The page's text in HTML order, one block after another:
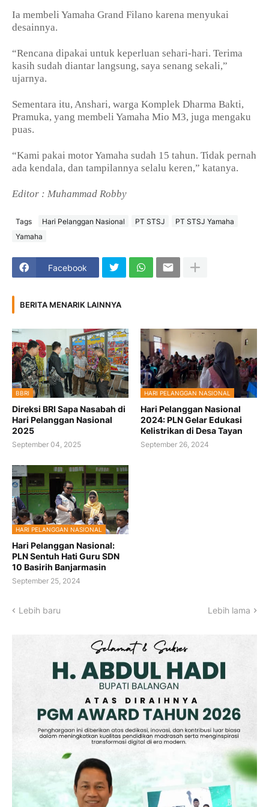
Ia membeli Yamaha Grand Filano karena menyukai
desainnya.
“Rencana dipakai untuk keperluan sehari-hari. Terima
kasih sudah diantar langsung, saya senang sekali,”
ujarnya.
Sementara itu, Anshari, warga Komplek Dharma Bakti,
Pramuka, yang membeli Yamaha Mio M3, juga mengaku
puas.
“Kami pakai motor Yamaha sudah 15 tahun. Tidak pernah
ada kendala, dan tampilannya selalu keren,” katanya.
Editor : Muhammad Robby
Tags Hari Pelanggan Nasional PT STSJ
PT STSJ Yamaha
Yamaha
Facebook
BERITA MENARIK LAINNYA
BBRI
Direksi BRI Sapa Nasabah di
Hari Pelanggan Nasional
2025
September 04, 2025
HARI PELANGGAN NASIONAL
Hari Pelanggan Nasional
2024: PLN Gelar Edukasi
Kelistrikan di Desa Tayan
September 26, 2024
HARI PELANGGAN NASIONAL
Hari Pelanggan Nasional:
PLN Sentuh Hati Guru SDN
10 Basirih Banjarmasin
September 25, 2024
Lebih baru Lebih lama